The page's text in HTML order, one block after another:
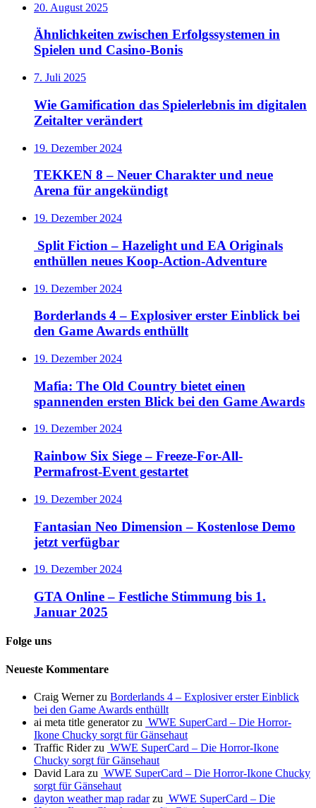
20. August 2025
Ähnlichkeiten zwischen Erfolgssystemen in
Spielen und Casino‑Bonis
7. Juli 2025
Wie Gamification das Spielerlebnis im digitalen
Zeitalter verändert
19. Dezember 2024
TEKKEN 8 – Neuer Charakter und neue
Arena für angekündigt
19. Dezember 2024
Split Fiction – Hazelight und EA Originals
enthüllen neues Koop-Action-Adventure
19. Dezember 2024
Borderlands 4 – Explosiver erster Einblick bei
den Game Awards enthüllt
19. Dezember 2024
Mafia: The Old Country bietet einen
spannenden ersten Blick bei den Game Awards
19. Dezember 2024
Rainbow Six Siege – Freeze-For-All-
Permafrost-Event gestartet
19. Dezember 2024
Fantasian Neo Dimension – Kostenlose Demo
jetzt verfügbar
19. Dezember 2024
GTA Online – Festliche Stimmung bis 1.
Januar 2025
Folge uns
Neueste Kommentare
Craig Wernerzu Borderlands 4 – Explosiver erster Einblick
bei den Game Awards enthüllt
ai meta title generatorzu WWE SuperCard – Die Horror-
Ikone Chucky sorgt für Gänsehaut
Traffic Riderzu WWE SuperCard – Die Horror-Ikone
Chucky sorgt für Gänsehaut
David Lara zu WWE SuperCard – Die Horror-Ikone Chucky
sorgt für Gänsehaut
dayton weather map radarzu WWE SuperCard – Die